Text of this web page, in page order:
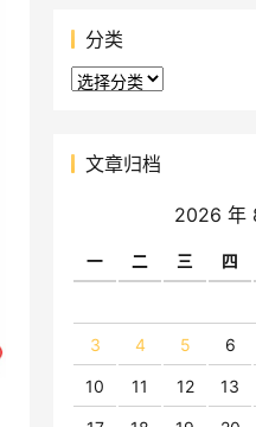
分类
分
文章归档
2026 年
一 二 三 四
3 4 5 6
10 11 12 13